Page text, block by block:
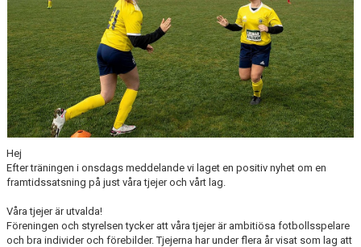
Hej
Efter träningen i onsdags meddelande vi laget en positiv nyhet om en
framtidssatsning på just våra tjejer och vårt lag.
Våra tjejer är utvalda!
Föreningen och styrelsen tycker att våra tjejer är ambitiösa fotbollsspelare
och bra individer och förebilder. Tjejerna har under flera år visat som lag att